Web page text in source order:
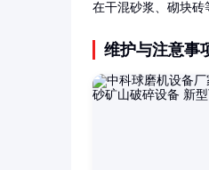
在干混砂浆、砌块砖
维护与注意事